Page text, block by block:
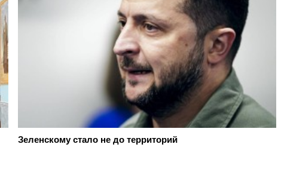
Зеленскому стало не до территорий